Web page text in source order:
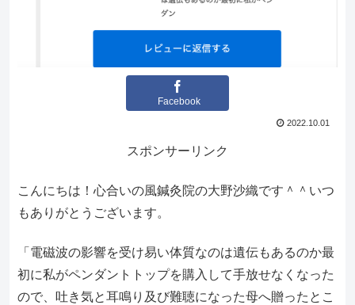
Facebook
2022.10.01
スポンサーリンク
こんにちは！心合いの風鍼灸院の大野沙織です＾＾いつ
もありがとうございます。
「電磁波の影響を受け易い体質なのは遺伝もあるのか最
初に私がペンダントトップを購入して手放せなくなった
ので、吐き気と耳鳴り及び難聴になった母へ贈ったとこ